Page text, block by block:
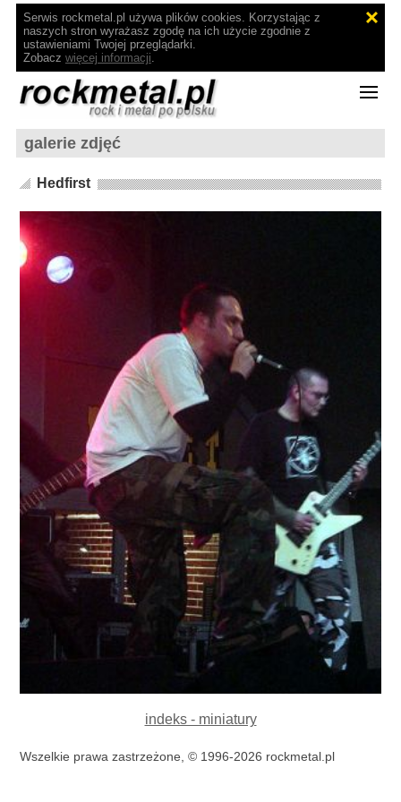
Serwis rockmetal.pl używa plików cookies. Korzystając z
naszych stron wyrażasz zgodę na ich użycie zgodnie z
ustawieniami Twojej przeglądarki.
Zobacz więcej informacji.
galerie zdjęć
Hedfirst
indeks - miniatury
Wszelkie prawa zastrzeżone, © 1996-2026 rockmetal.pl